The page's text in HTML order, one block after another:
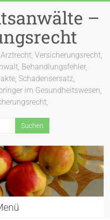
–
Versicherungsrecht,
Behandlungsfehler,
Schadensersatz,
im Gesundheitswesen,